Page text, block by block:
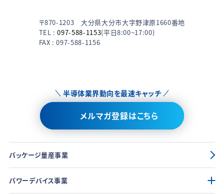
〒870-1203 大分県大分市大字野津原1660番地
TEL :097-588-1153(平日8:00~17:00)
FAX : 097-588-1156
半導体業界動向を最速キャッチ
メルマガ登録はこちら
パッケージ量産事業
パワーデバイス事業